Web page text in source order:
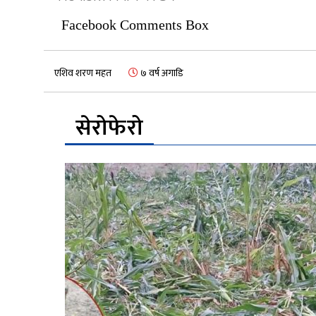
Facebook Comments Box
एशिव शरण महत ७ वर्ष अगाडि
सेरोफेरो